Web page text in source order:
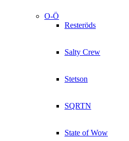
O-Ö
Resteröds
Salty Crew
Stetson
SQRTN
State of Wow